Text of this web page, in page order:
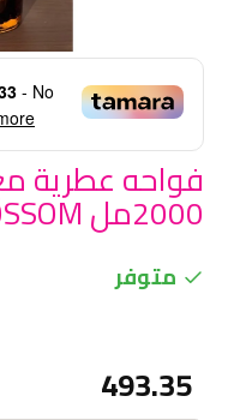
- No
فواحه عطرية
2000مل CHERRY BLOSSOM
متوفر
493.35